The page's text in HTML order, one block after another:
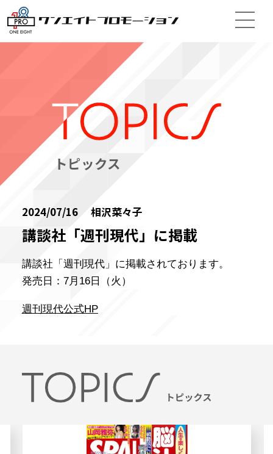
トピックス
2024/07/16 相沢菜々子
講談社「週刊現代」に掲載
講談社「週刊現代」に掲載されております。
発売日：7月16日（火）
週刊現代公式HP